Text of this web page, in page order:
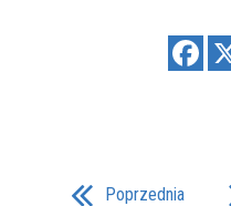
Poprzednia